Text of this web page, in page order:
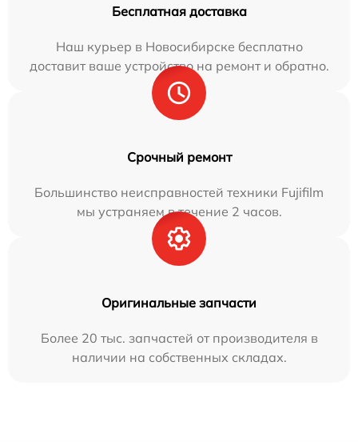
Бесплатная доставка
Наш курьер в Новосибирске бесплатно
доставит ваше устройство на ремонт и обратно.
Срочный ремонт
Большинство неисправностей техники Fujifilm
мы устраняем в течение 2 часов.
Оригинальные запчасти
Более 20 тыс. запчастей от производителя в
наличии на собственных складах.